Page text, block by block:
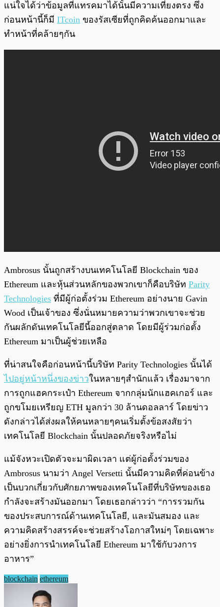
แน่ใจได้ว่าข้อมูลที่แทรคมาได้นั้นมีความเที่ยงตรง ซึ่ง
ก่อนหน้านี้ก็มี ITcoin ของรัสเซียที่ถูกคิดค้นออกมาและ
ทำหน้าที่คล้ายๆกัน
Ambrosus นั้นถูกสร้างบนเทคโนโลยี Blockchain ของ
Ethereum และหุ้นส่วนหลักของพวกเขาก็คือบริษัท Parity
Technologies ที่มีผู้ก่อตั้งร่วม Ethereum อย่างนาย Gavin
Wood เป็นเจ้าของ ซึ่งนั่นหมายความว่าพวกเขาจะช่วย
กันผลักดันเทคโนโลยีนี้ออกสู่ตลาด โดยมีผู้ร่วมก่อตั้ง
Ethereum มาเป็นผู้ช่วยเหลือ
ที่น่าสนใจคือก่อนหน้านี้บริษัท Parity Technologies นั้นได้
ไปอยู่หน้าหนึ่งของข่าวในหลายๆสำนักแล้ว เรื่องมาจาก
การถูกแฮคกระเป๋า Ethereum จากกลุ่มนักแฮคเกอร์ และ
ถูกขโมยเหรียญ ETH มูลกว่า 30 ล้านดอลลาร์ โดยข่าว
ดังกล่าวได้ส่งผลให้คนหลายๆคนเริ่มตั้งข้อสงสัยว่า
เทคโนโลยี Blockchain นั้นปลอดภัยจริงหรือไม่
แม้จังหวะเปิดตัวจะมาผิดเวลา แต่ผู้ก่อตั้งร่วมของ
Ambrosus นามว่า Angel Versetti นั้นมีความคิดที่ค่อนข้าง
เป็นบวกเกี่ยวกับศักยภาพของเทคโนโลยีที่บริษัทของเธอ
กำลังจะสร้างมันออกมา โดยเธอกล่าวว่า “การรวมกัน
ของประสบการณ์ด้านเทคโนโลยี, และมันสมอง และ
ความคิดสร้างสรรค์จะช่วยสร้างโอกาสใหม่ๆ โดยเฉพาะ
อย่างยิ่งการนำเทคโนโลยี Ethereum มาใช้กับวงการ
อาหาร”
blockchain ethereum